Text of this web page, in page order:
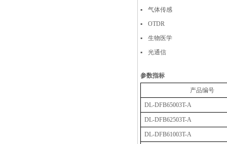
▪气体传感
▪OTDR
▪生物医学
▪光通信
参数指标
产品编号
DL-DFB65003T-A
DL-DFB62503T-A
DL-DFB61003T-A